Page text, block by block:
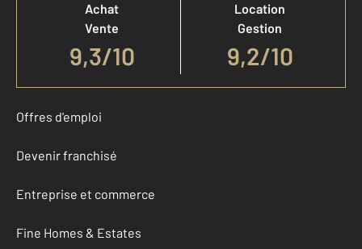
Achat
Vente
9,3/10
Location
Gestion
9,2/10
Offres d'emploi
Devenir franchisé
Entreprise et commerce
Fine Homes & Estates